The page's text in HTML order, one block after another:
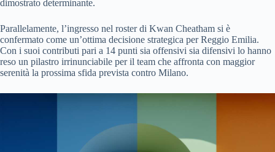
dimostrato determinante.
Parallelamente, l’ingresso nel roster di Kwan Cheatham si è
confermato come un’ottima decisione strategica per Reggio Emilia.
Con i suoi contributi pari a 14 punti sia offensivi sia difensivi lo hanno
reso un pilastro irrinunciabile per il team che affronta con maggior
serenità la prossima sfida prevista contro Milano.